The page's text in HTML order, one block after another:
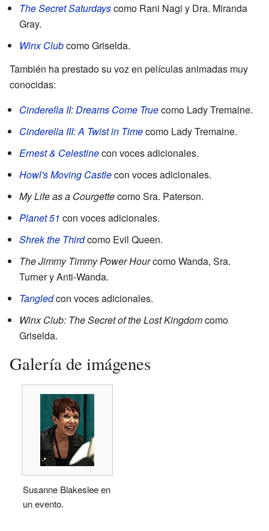
The Secret Saturdayscomo Rani Nagi y Dra. Miranda
Gray.
Winx Clubcomo Griselda.
También ha prestado su voz en películas animadas muy
conocidas:
Cinderella II: Dreams Come Truecomo Lady Tremaine.
Cinderella III: A Twist in Timecomo Lady Tremaine.
Ernest & Celestinecon voces adicionales.
Howl's Moving Castlecon voces adicionales.
My Life as a Courgettecomo Sra. Paterson.
Planet 51 con voces adicionales.
Shrek the Thirdcomo Evil Queen.
The Jimmy Timmy Power Hourcomo Wanda, Sra.
Turner y Anti-Wanda.
Tangledcon voces adicionales.
Winx Club: The Secret of the Lost Kingdomcomo
Griselda.
Galería de imágenes
Susanne Blakeslee en
un evento.